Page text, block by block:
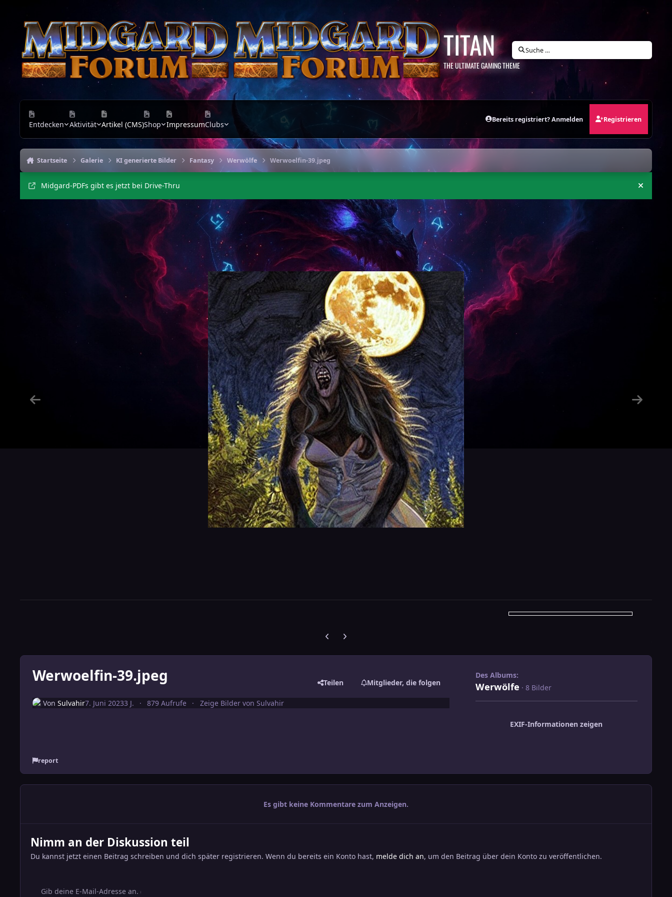
TITAN
THE ULTIMATE GAMING THEME
Suche …
Entdecken Aktivität Artikel (CMS)Shop ImpressumClubs
Bereits registriert? Anmelden Registrieren
Startseite Galerie KI generierte Bilder Fantasy Werwölfe Werwoelfin-39.jpeg
Midgard-PDFs gibt es jetzt bei Drive-Thru
Vorherige Karussell-Folie
Nächste Karussell-Folie
Werwoelfin-39.jpeg Teilen Mitglieder, die folgen
Von Sulvahir7. Juni 20233 J. 879 Aufrufe Zeige Bilder von Sulvahir
report
Des Albums:
Werwölfe · 8 Bilder
EXIF-Informationen zeigen
Es gibt keine Kommentare zum Anzeigen.
Nimm an der Diskussion teil
Du kannst jetzt einen Beitrag schreiben und dich später registrieren. Wenn du bereits ein Konto hast, melde dich an, um den Beitrag über dein Konto zu veröffentlichen.